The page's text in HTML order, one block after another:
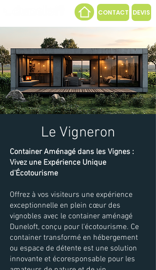
DEVIS
CONTACT
Le Vigneron
Container Aménagé dans les Vignes :
Vivez une Expérience Unique
d'Écotourisme
Offrez à vos visiteurs une expérience
exceptionnelle en plein cœur des
vignobles avec le container aménagé
Duneloft, conçu pour l'écotourisme. Ce
container transformé en hébergement
ou espace de détente est une solution
innovante et écoresponsable pour les